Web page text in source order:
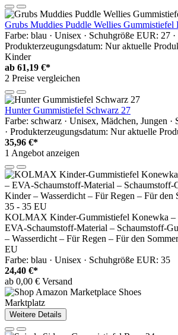
Grubs Muddies Puddle Wellies Gummistiefel
Farbe: blau · Unisex · Schuhgröße EUR: 27 ·
Produkterzeugungsdatum: Nur aktuelle
Kinder
ab 61,19 €*
2 Preise vergleichen
Hunter Gummistiefel Schwarz 27
Farbe: schwarz · Unisex, Mädchen, Jungen
· Produkterzeugungsdatum: Nur aktuelle
35,96 €*
1 Angebot anzeigen
KOLMAX Kinder-Gummistiefel Konewka –
EVA-Schaumstoff-Material – Schaumstoff-
– Wasserdicht – Für Regen – Für den
EU
Farbe: blau · Unisex · Schuhgröße EUR: 35
24,40 €*
ab 0,00 € Versand
Marktplatz
Weitere Details